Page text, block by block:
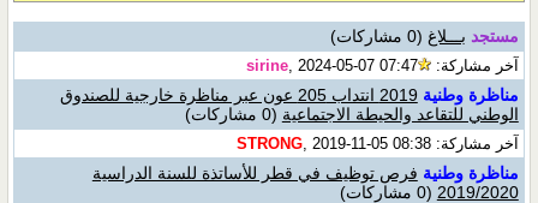
مستجد بـــلاغ (0 مشاركات)
آخر مشاركة: sirine, 2024-05-07 07:47
مناظرة وطنية
2019 انتداب 205 عون عبر مناظرة خارجية للصندوق
الوطني للتقاعد والحيطة الاجتماعية (0 مشاركات)
آخر مشاركة: STRONG, 2019-11-05 08:38
مناظرة وطنية فرص توظيف في قطر للأساتذة للسنة الدراسية
2019/2020 (0 مشاركات)